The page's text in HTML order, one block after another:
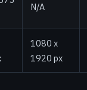
N/A
1080 x
1920 px